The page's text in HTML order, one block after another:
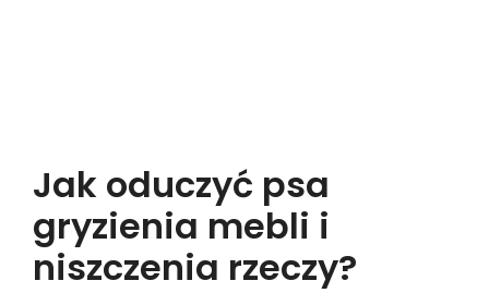
Jak oduczyć psa
gryzienia mebli i
niszczenia rzeczy?